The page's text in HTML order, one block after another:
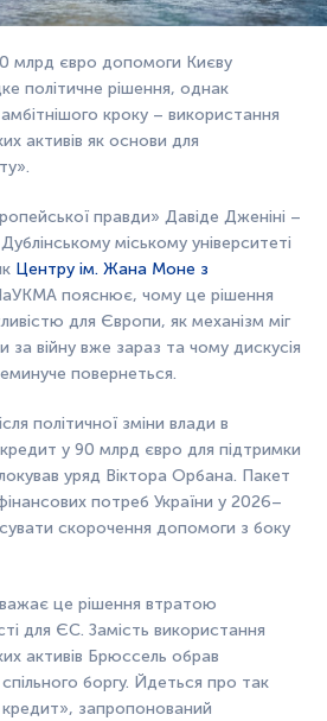
млрд євро допомоги Києву
політичне рішення, однак
кроку – використання
активів як основи для
правди» Давіде Дженіні –
міському університеті
Центру ім. Жана Моне з
пояснює, чому це рішення
для Європи, як механізм міг
за війну вже зараз та чому дискусія
повернеться.
політичної зміни влади в
у 90 млрд євро для підтримки
уряд Віктора Орбана. Пакет
потреб України у 2026–
скорочення допомоги з боку
це рішення втратою
для ЄС. Замість використання
активів Брюссель обрав
боргу. Йдеться про так
запропонований